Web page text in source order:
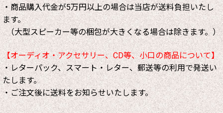
・商品購入代金が5万円以上の場合は当店が送料負担いたし
ます。
（大型スピーカー等の梱包が大きくなる場合は除きます。）
【オーディオ・アクセサリー、CD等、小口の商品について】
・レターパック、スマート・レター、郵送等の利用で発送い
たします。
・ご注文後に送料をお知らせいたします。